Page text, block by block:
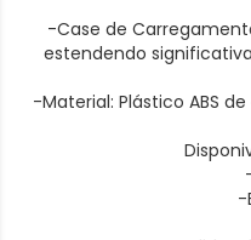
-Case de
estendendo
-Material: Plástico ABS
-